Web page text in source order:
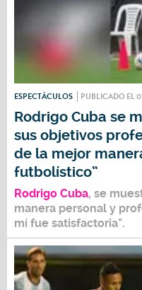
ESPECTÁCULOS PUBLICADO EL
Rodrigo Cuba se
sus objetivos
de la mejor
futbolístico”
Rodrigo Cuba, se
manera personal y
mí fue satisfactoria".